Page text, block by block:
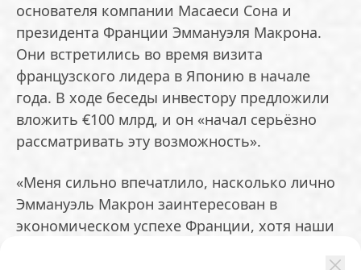
основателя компании Масаеси Сона и
президента Франции Эммануэля Макрона.
Они встретились во время визита
французского лидера в Японию в начале
года. В ходе беседы инвестору предложили
вложить €100 млрд, и он «начал серьёзно
рассматривать эту возможность».
«Меня сильно впечатлило, насколько лично
Эммануэль Макрон заинтересован в
экономическом успехе Франции, хотя наши